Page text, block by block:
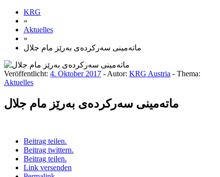
KRG
»
Aktuelles
»
ماتەمینی سەرکردەی بەرێز مام جلال
Veröffentlicht: 4. Oktober 2017 - Autor: KRG Austria - Thema:
Aktuelles
ماتەمینی سەرکردەی بەرێز مام جلال
Beitrag teilen.
Beitrag twittern.
Beitrag teilen.
Link versenden